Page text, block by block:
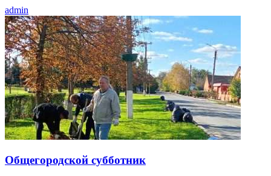
admin
Общегородской субботник